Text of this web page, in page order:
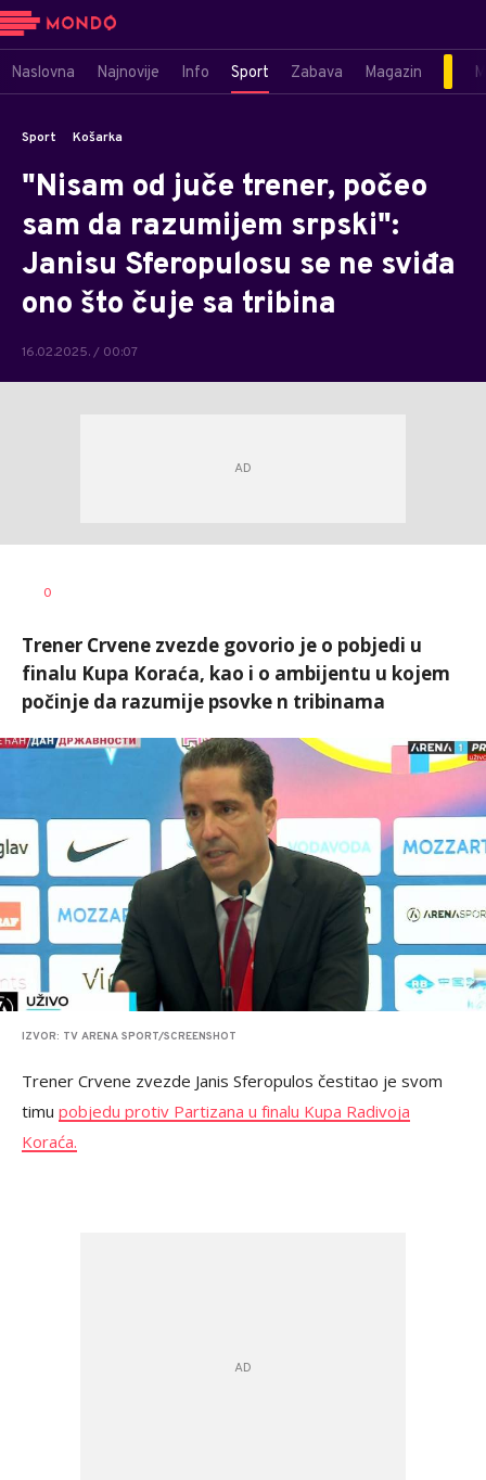
Naslovna Najnovije Info Sport Zabava Magazin
Sport Košarka
"Nisam od juče trener, počeo
sam da razumijem srpski":
Janisu Sferopulosu se ne sviđa
ono što čuje sa tribina
16.02.2025. / 00:07
AUTOR
0
Trener Crvene zvezde govorio je o pobjedi u
finalu Kupa Koraća, kao i o ambijentu u kojem
počinje da razumije psovke n tribinama
IZVOR: TV ARENA SPORT/SCREENSHOT
Trener Crvene zvezde Janis Sferopulos čestitao je svom
timu pobjedu protiv Partizana u finalu Kupa Radivoja
Koraća.